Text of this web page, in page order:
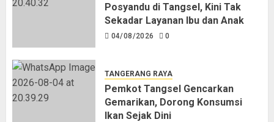
Posyandu di Tangsel, Kini Tak
Sekadar Layanan Ibu dan Anak
04/08/2026 0
TANGERANG RAYA
Pemkot Tangsel Gencarkan
Gemarikan, Dorong Konsumsi
Ikan Sejak Dini